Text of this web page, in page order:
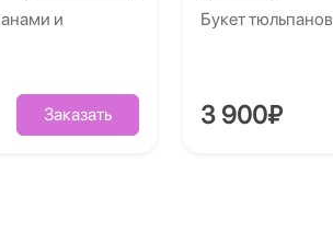
и
Заказать
Букет
3 900₽